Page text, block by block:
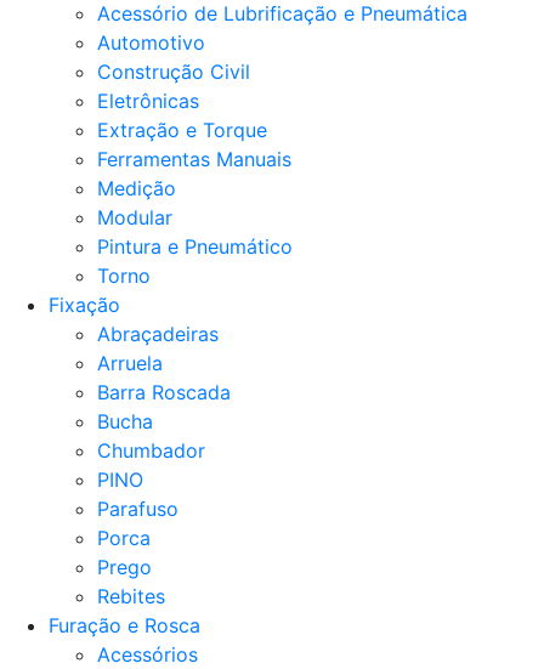
Acessório de Lubrificação e Pneumática
Automotivo
Construção Civil
Eletrônicas
Extração e Torque
Ferramentas Manuais
Medição
Modular
Pintura e Pneumático
Torno
Fixação
Abraçadeiras
Arruela
Barra Roscada
Bucha
Chumbador
PINO
Parafuso
Porca
Prego
Rebites
Furação e Rosca
Acessórios